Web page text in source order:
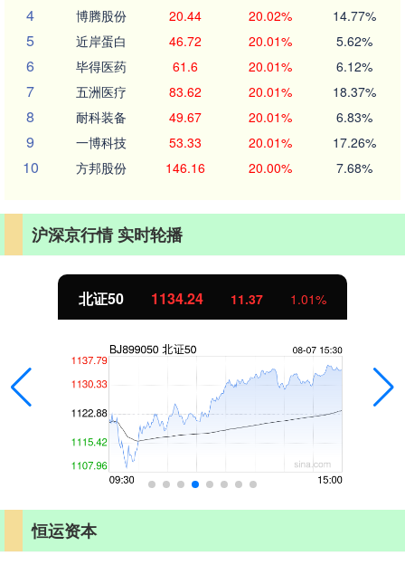
4 博腾股份 20.44 20.02% 14.77%
5 近岸蛋白 46.72 20.01% 5.62%
6 毕得医药 61.6 20.01% 6.12%
7 五洲医疗 83.62 20.01% 18.37%
8 耐科装备 49.67 20.01% 6.83%
9 一博科技 53.33 20.01% 17.26%
10 方邦股份 146.16 20.00% 7.68%
沪深京行情 实时轮播
北证50 1134.24 11.37 1.01%
恒运资本